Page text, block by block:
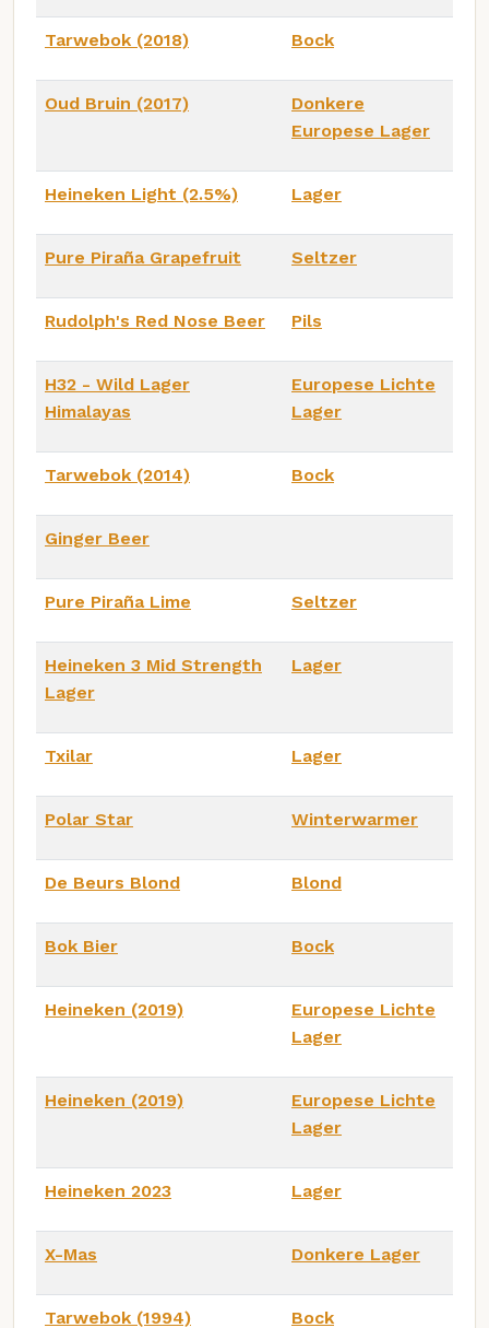
Tarwebok (2018) Bock
Oud Bruin (2017)
Donkere
Europese Lager
Heineken Light (2.5%) Lager
Pure Piraña Grapefruit Seltzer
Rudolph's Red Nose Beer Pils
H32 - Wild Lager
Himalayas
Europese Lichte
Lager
Tarwebok (2014) Bock
Ginger Beer
Pure Piraña Lime Seltzer
Heineken 3 Mid Strength
Lager
Lager
Txilar Lager
Polar Star Winterwarmer
De Beurs Blond Blond
Bok Bier Bock
Heineken (2019)
Europese Lichte
Lager
Heineken (2019)
Europese Lichte
Lager
Heineken 2023 Lager
X-Mas Donkere Lager
Tarwebok (1994) Bock